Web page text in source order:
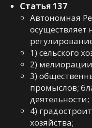
Статья 137
Автономная
осуществляет
1) сельского
2)
3)
промыслов;
деятельности;
4)
хозяйства;